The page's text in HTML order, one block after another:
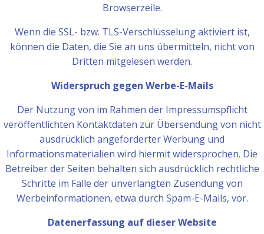
Browserzeile.
Wenn die SSL- bzw. TLS-Verschlüsselung aktiviert ist,
können die Daten, die Sie an uns übermitteln, nicht von
Dritten mitgelesen werden.
Widerspruch gegen Werbe-E-Mails
Der Nutzung von im Rahmen der Impressumspflicht
veröffentlichten Kontaktdaten zur Übersendung von nicht
ausdrücklich angeforderter Werbung und
Informationsmaterialien wird hiermit widersprochen. Die
Betreiber der Seiten behalten sich ausdrücklich rechtliche
Schritte im Falle der unverlangten Zusendung von
Werbeinformationen, etwa durch Spam-E-Mails, vor.
Datenerfassung auf dieser Website